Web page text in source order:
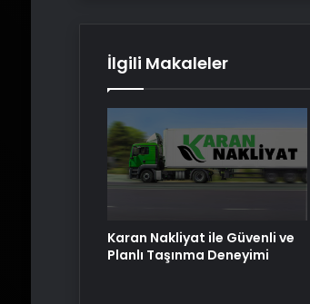
İlgili Makaleler
Karan Nakliyat ile Güvenli ve
Planlı Taşınma Deneyimi